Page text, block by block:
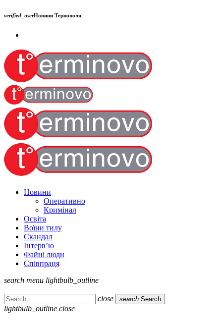
verified_userНовини Тернополя
Новини
Оперативно
Кримінал
Освіта
Воїни тилу
Скандал
Інтерв’ю
Файні люди
Співпраця
search menu lightbulb_outline
close search Search
lightbulb_outline close